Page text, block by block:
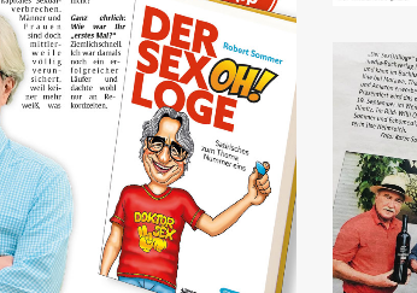
Österreich